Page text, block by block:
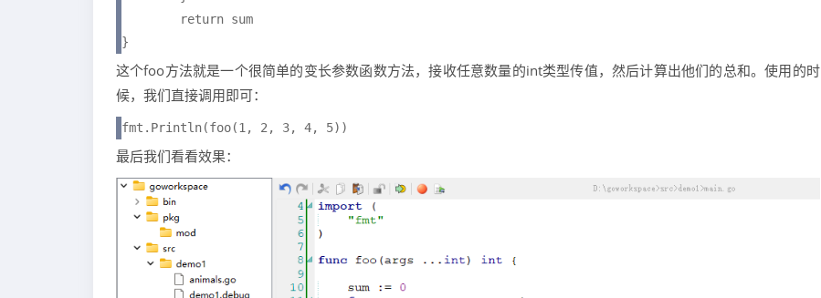
}
这个foo方法就是一个很简单的变长参数函数方法，接收任意数量的int类型传值，然后计算出他们的总和。使用的时
候，我们直接调用即可：
fmt.Println(foo(1, 2, 3, 4, 5))
最后我们看看效果：